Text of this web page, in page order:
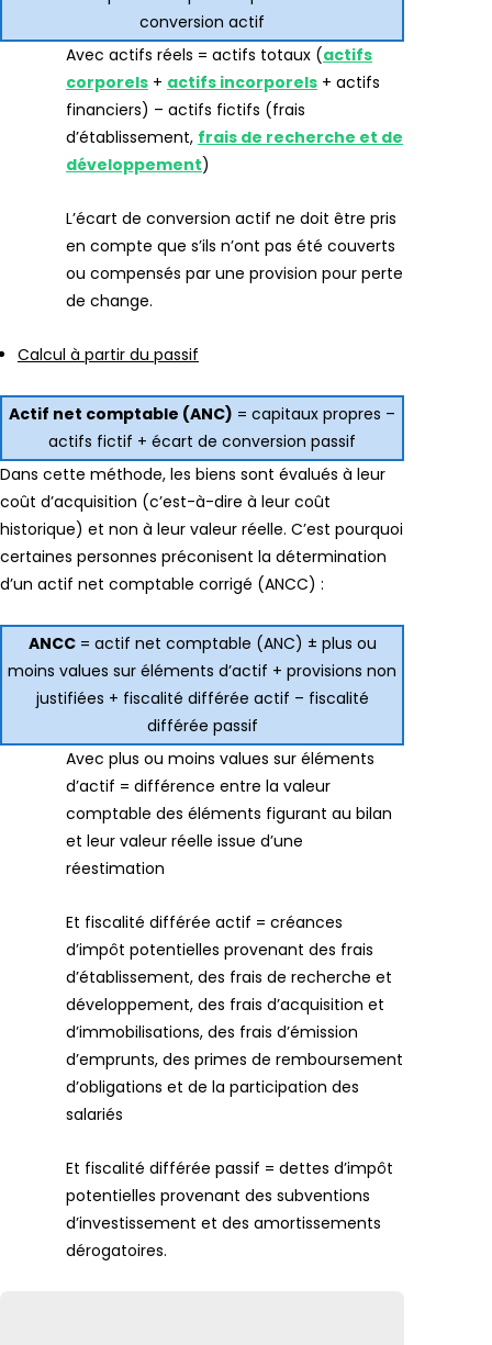
conversion actif
Avec actifs réels = actifs totaux (actifs
corporels + actifs incorporels + actifs
financiers) – actifs fictifs (frais
d’établissement, frais de recherche et de
développement)
L’écart de conversion actif ne doit être pris
en compte que s’ils n’ont pas été couverts
ou compensés par une provision pour perte
de change.
Calcul à partir du passif
Actif net comptable (ANC) = capitaux propres –
actifs fictif + écart de conversion passif
Dans cette méthode, les biens sont évalués à leur
coût d’acquisition (c’est-à-dire à leur coût
historique) et non à leur valeur réelle. C’est pourquoi
certaines personnes préconisent la détermination
d’un actif net comptable corrigé (ANCC) :
ANCC= actif net comptable (ANC) ± plus ou
moins values sur éléments d’actif + provisions non
justifiées + fiscalité différée actif – fiscalité
différée passif
Avec plus ou moins values sur éléments
d’actif = différence entre la valeur
comptable des éléments figurant au bilan
et leur valeur réelle issue d’une
réestimation
Et fiscalité différée actif = créances
d’impôt potentielles provenant des frais
d’établissement, des frais de recherche et
développement, des frais d’acquisition et
d’immobilisations, des frais d’émission
d’emprunts, des primes de remboursement
d’obligations et de la participation des
salariés
Et fiscalité différée passif = dettes d’impôt
potentielles provenant des subventions
d’investissement et des amortissements
dérogatoires.